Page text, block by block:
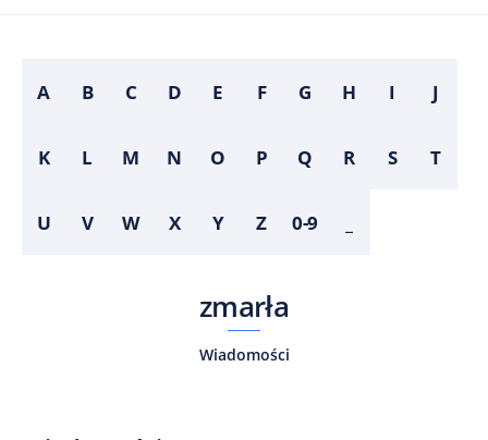
A B C D E F G H I J
K L M N O P Q R S T
U V W X Y Z 0-9
zmarła
Wiadomości